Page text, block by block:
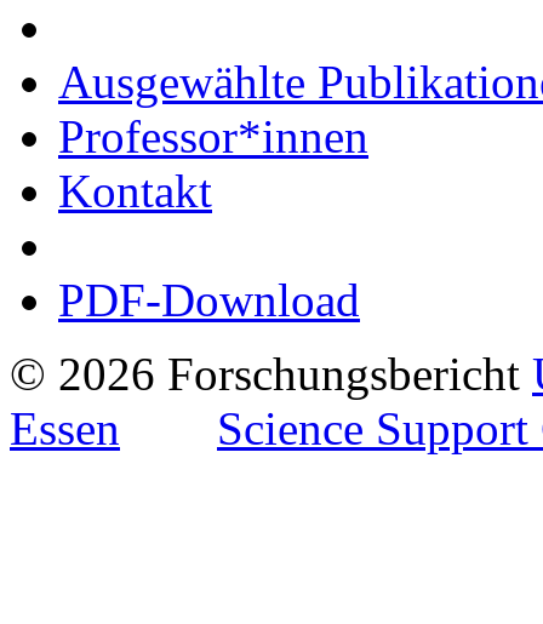
Ausgewählte
Professor*innen
Kontakt
PDF-Download
© 2026 Forschungsbericht
Essen
Science